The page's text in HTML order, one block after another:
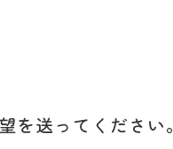
送ってください。